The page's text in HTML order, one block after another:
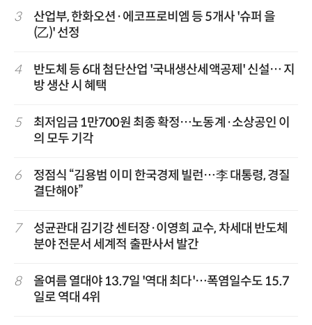
3
산업부, 한화오션·에코프로비엠 등 5개사 '슈퍼 을
(乙)' 선정
4
반도체 등 6대 첨단산업 '국내생산세액공제' 신설… 지
방 생산 시 혜택
5
최저임금 1만700원 최종 확정…노동계·소상공인 이
의 모두 기각
6
정점식 “김용범 이미 한국경제 빌런…李 대통령, 경질
결단해야”
7
성균관대 김기강 센터장·이영희 교수, 차세대 반도체
분야 전문서 세계적 출판사서 발간
8
올여름 열대야 13.7일 '역대 최다'…폭염일수도 15.7
일로 역대 4위